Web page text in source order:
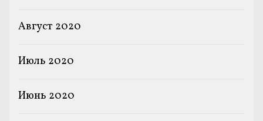
Август 2020
Июль 2020
Июнь 2020